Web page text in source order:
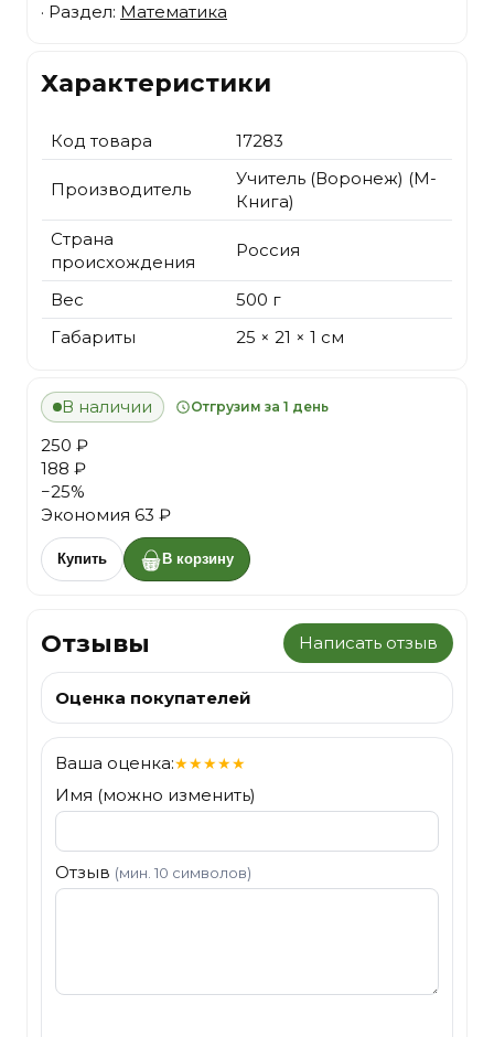
· Раздел: Математика
Характеристики
Код товара 17283
Производитель
Учитель (Воронеж) (М-
Книга)
Страна
происхождения
Россия
Вес
500 г
Габариты
25 × 21 × 1 см
В наличии Отгрузим за 1 день
250 ₽
188 ₽
−25%
Экономия 63 ₽
Купить В корзину
Отзывы Написать отзыв
Оценка покупателей
Ваша оценка:★★★★★
Имя (можно изменить)
Отзыв (мин. 10 символов)